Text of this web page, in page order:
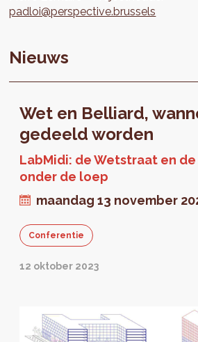
padloi@perspective.brussels
Nieuws
Wet en Belliard,
gedeeld worden
LabMidi: de Wetstraat en
onder de loep
maandag 13 november
Conferentie
12 oktober 2023